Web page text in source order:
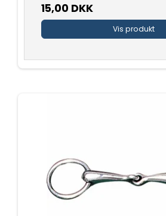
15,00 DKK
Vis produkt